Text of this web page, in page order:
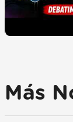
Más